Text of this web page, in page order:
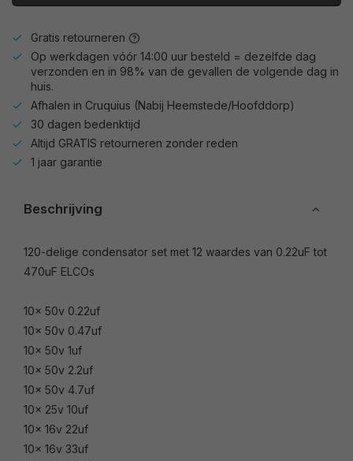
Gratis retourneren
Op werkdagen vóór 14:00 uur besteld = dezelfde dag
verzonden en in 98% van de gevallen de volgende dag in
huis.
Afhalen in Cruquius (Nabij Heemstede/Hoofddorp)
30 dagen bedenktijd
Altijd GRATIS retourneren zonder reden
1 jaar garantie
Beschrijving
120-delige condensator set met 12 waardes van 0.22uF tot
470uF ELCOs
10x 50v 0.22uf
10x 50v 0.47uf
10x 50v 1uf
10x 50v 2.2uf
10x 50v 4.7uf
10x 25v 10uf
10x 16v 22uf
10x 16v 33uf